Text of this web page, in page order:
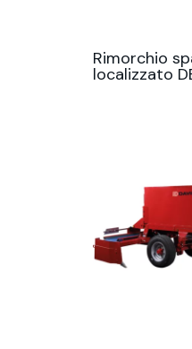
Rimorchio
localizzato